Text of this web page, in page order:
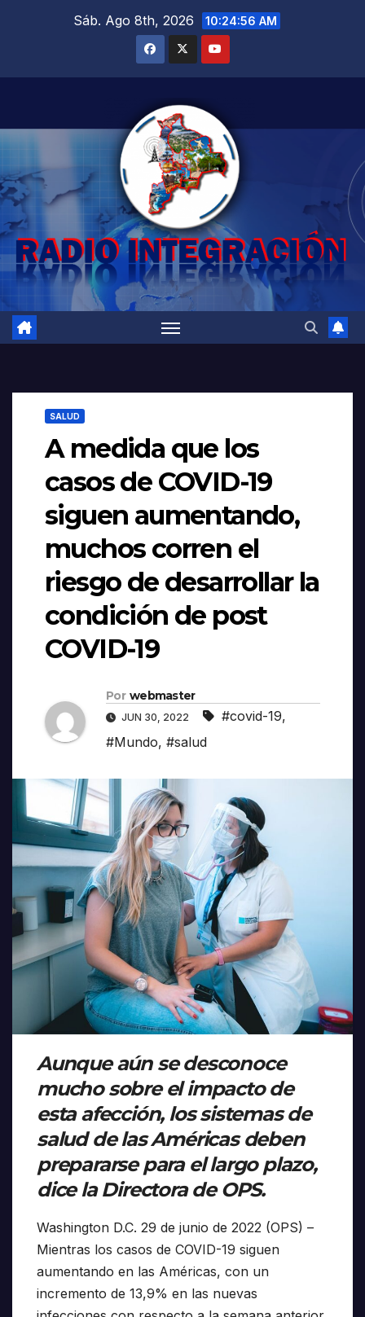
Sáb. Ago 8th, 2026 10:24:58 AM
SALUD
A medida que los
casos de COVID-19
siguen aumentando,
muchos corren el
riesgo de desarrollar la
condición de post
COVID-19
Por webmaster
JUN 30, 2022 #covid-19,
#Mundo, #salud
Aunque aún se desconoce
mucho sobre el impacto de
esta afección, los sistemas de
salud de las Américas deben
prepararse para el largo plazo,
dice la Directora de OPS.
Washington D.C. 29 de junio de 2022 (OPS) –
Mientras los casos de COVID-19 siguen
aumentando en las Américas, con un
incremento de 13,9% en las nuevas